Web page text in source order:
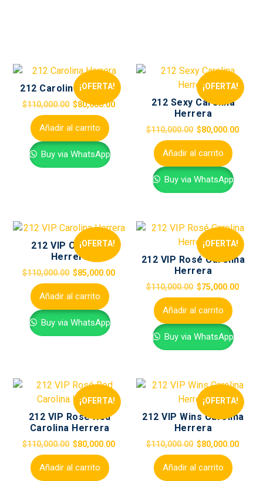
¡OFERTA!
212 Carolina Herrera
$110,000.00 $80,000.00
Añadir al carrito
Buy via WhatsApp
¡OFERTA!
212 Sexy Carolina
Herrera
$110,000.00 $80,000.00
Añadir al carrito
Buy via WhatsApp
¡OFERTA!
212 VIP Carolina
Herrera
$110,000.00 $85,000.00
Añadir al carrito
Buy via WhatsApp
¡OFERTA!
212 VIP Rosé Carolina
Herrera
$110,000.00 $75,000.00
Añadir al carrito
Buy via WhatsApp
¡OFERTA!
212 VIP Rosé Red
Carolina Herrera
$110,000.00 $80,000.00
Añadir al carrito
¡OFERTA!
212 VIP Wins Carolina
Herrera
$110,000.00 $80,000.00
Añadir al carrito